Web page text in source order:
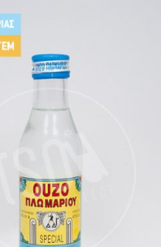
(γαλάζιο)